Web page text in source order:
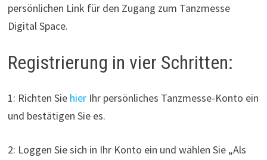
persönlichen Link für den Zugang zum Tanzmesse
Digital Space.
Registrierung in vier Schritten:
1: Richten Sie hier Ihr persönliches Tanzmesse-Konto ein
und bestätigen Sie es.
2: Loggen Sie sich in Ihr Konto ein und wählen Sie „Als